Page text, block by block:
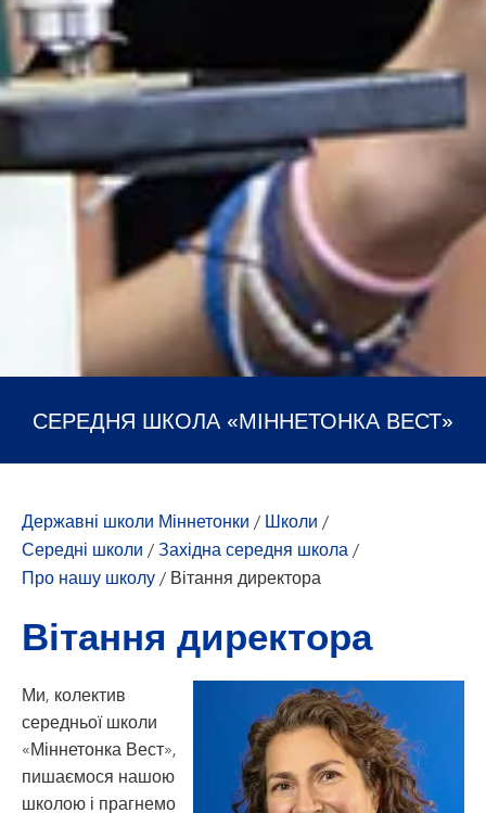
СЕРЕДНЯ ШКОЛА «МІННЕТОНКА ВЕСТ»
Державні школи Міннетонки / Школи /
Середні школи /Західна середня школа/
Про нашу школу/ Вітання директора
Вітання директора
Ми, колектив
середньої школи
«Міннетонка Вест»,
пишаємося нашою
школою і прагнемо